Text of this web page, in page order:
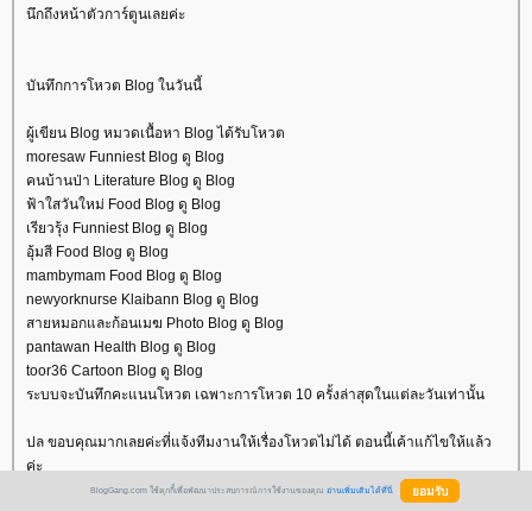
นึกถึงหน้าตัวการ์ตูนเลยค่ะ
บันทึกการโหวต Blog ในวันนี้
ผู้เขียน Blog หมวดเนื้อหา Blog ได้รับโหวต
moresaw Funniest Blog ดู Blog
คนบ้านป่า Literature Blog ดู Blog
ฟ้าใสวันใหม่ Food Blog ดู Blog
เรียวรุ้ง Funniest Blog ดู Blog
อุ้มสี Food Blog ดู Blog
mambymam Food Blog ดู Blog
newyorknurse Klaibann Blog ดู Blog
สายหมอกและก้อนเมฆ Photo Blog ดู Blog
pantawan Health Blog ดู Blog
toor36 Cartoon Blog ดู Blog
ระบบจะบันทึกคะแนนโหวต เฉพาะการโหวต 10 ครั้งล่าสุดในแต่ละวันเท่านั้น
ปล ขอบคุณมากเลยค่ะที่แจ้งทีมงานให้เรื่องโหวตไม่ได้ ตอนนี้เค้าแก้ไขให้แล้ว
ค่ะ
BlogGang.com ใช้คุกกี้เพื่อพัฒนาประสบการณ์การใช้งานของคุณ อ่านเพิ่มเติมได้ที่นี่